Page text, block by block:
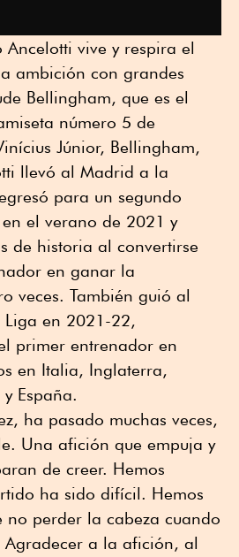
vive y respira el
ambición con grandes
Bellingham, que es el
número 5 de
Júnior, Bellingham,
llevó al Madrid a la
para un segundo
el verano de 2021 y
de historia al convertirse
en ganar la
veces. También guió al
en 2021-22,
primer entrenador en
en Italia, Inglaterra,
España.
ha pasado muchas veces,
Una afición que empuja y
de creer. Hemos
ha sido difícil. Hemos
no perder la cabeza cuando
a la afición, al